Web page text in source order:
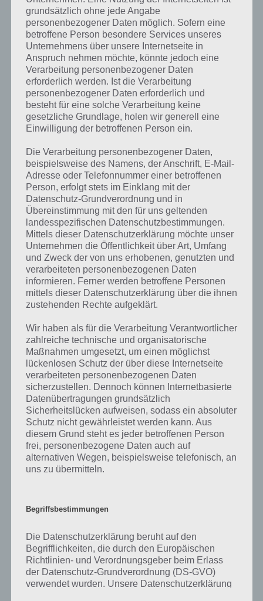
Kurze Begriffserklärung zur Lösung
Brezel
Bilder 1 Wort, doch welche Bedeutung hat dieses eigentlich und was
gibt es dazu zu wissen? Passt das Wort auch zu Guten Appetit? Zu
bestimmten Lösungen präsentieren wir daher auch immer eine
kurze Begriffserklärung!
Zu Brezel haben wir zunächst keine weiteren Informationen parat!
Auf WhatsApp teilen Teilen auf Facebook
Mehr Artikel hier auf Touchportal
grundsätzlich ohne jede Angabe
personenbezogener Daten möglich. Sofern eine
betroffene Person besondere Services unseres
Unternehmens über unsere Internetseite in
Anspruch nehmen möchte, könnte jedoch eine
Verarbeitung personenbezogener Daten
erforderlich werden. Ist die Verarbeitung
personenbezogener Daten erforderlich und
besteht für eine solche Verarbeitung keine
gesetzliche Grundlage, holen wir generell eine
Einwilligung der betroffenen Person ein.
Die Verarbeitung personenbezogener Daten,
beispielsweise des Namens, der Anschrift, E-Mail-
Adresse oder Telefonnummer einer betroffenen
Person, erfolgt stets im Einklang mit der
Datenschutz-Grundverordnung und in
Übereinstimmung mit den für uns geltenden
landesspezifischen Datenschutzbestimmungen.
Mittels dieser Datenschutzerklärung möchte unser
Unternehmen die Öffentlichkeit über Art, Umfang
und Zweck der von uns erhobenen, genutzten und
verarbeiteten personenbezogenen Daten
informieren. Ferner werden betroffene Personen
mittels dieser Datenschutzerklärung über die ihnen
zustehenden Rechte aufgeklärt.
Wir haben als für die Verarbeitung Verantwortlicher
zahlreiche technische und organisatorische
Maßnahmen umgesetzt, um einen möglichst
lückenlosen Schutz der über diese Internetseite
verarbeiteten personenbezogenen Daten
sicherzustellen. Dennoch können Internetbasierte
Datenübertragungen grundsätzlich
Sicherheitslücken aufweisen, sodass ein absoluter
Schutz nicht gewährleistet werden kann. Aus
diesem Grund steht es jeder betroffenen Person
frei, personenbezogene Daten auch auf
alternativen Wegen, beispielsweise telefonisch, an
uns zu übermitteln.
Begriffsbestimmungen
Die Datenschutzerklärung beruht auf den
Begrifflichkeiten, die durch den Europäischen
Richtlinien- und Verordnungsgeber beim Erlass
der Datenschutz-Grundverordnung (DS-GVO)
verwendet wurden. Unsere Datenschutzerklärung